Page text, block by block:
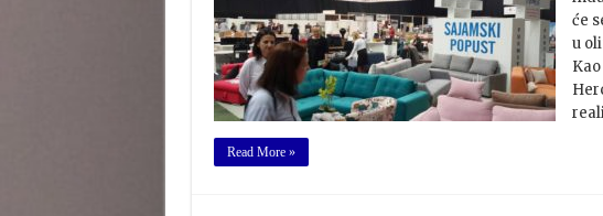
će
u
Read More »